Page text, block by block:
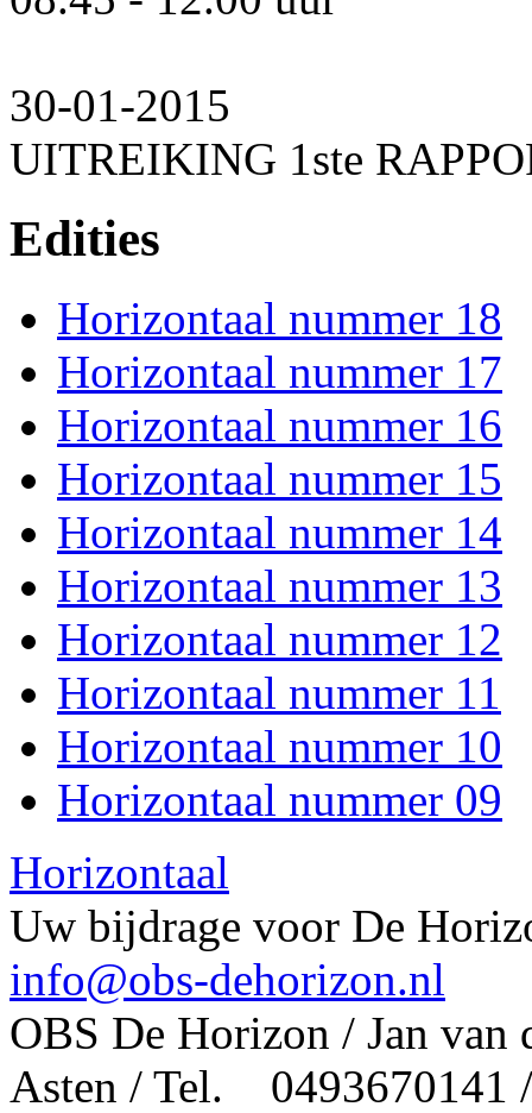
30-01-2015
UITREIKING 1ste
Edities
Horizontaal nummer 18
Horizontaal nummer 17
Horizontaal nummer 16
Horizontaal nummer 15
Horizontaal nummer 14
Horizontaal nummer 13
Horizontaal nummer 12
Horizontaal nummer 11
Horizontaal nummer 10
Horizontaal nummer 09
Horizontaal
Uw bijdrage voor De
info@obs-dehorizon.nl
OBS De Horizon / Jan van
Asten / Tel. 0493670141